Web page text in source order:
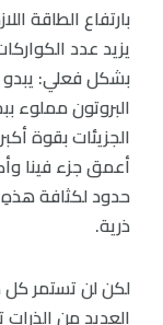
بارتفاع الطاقة
يزيد عدد
بشكل فعلي: يبدو
البروتون مملوء
الجزيئات بقوة
أعمق جزء فينا
حدود لكثافة
ذرية.
لكن لن تستمر كل
العديد من